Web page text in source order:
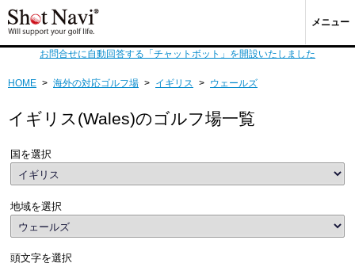
メニュー
お問合せに自動回答する「チャットボット」を開設いたしました
HOME > 海外の対応ゴルフ場 > イギリス > ウェールズ
イギリス(Wales)のゴルフ場一覧
国を選択
地域を選択
頭文字を選択